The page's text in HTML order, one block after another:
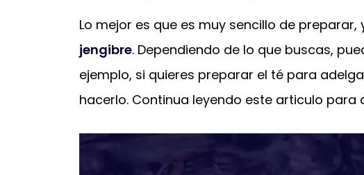
Lo mejor es que es muy sencillo de
jengibre. Dependiendo de lo que buscas,
ejemplo, si quieres preparar el té para
hacerlo. Continua leyendo este articulo para